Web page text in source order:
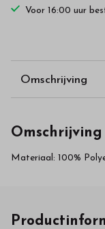
Voor 16:00 uur
Omschrijving
Omschrijving
Materiaal: 100%